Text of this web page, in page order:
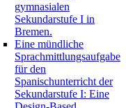
gymnasialen
Sekundarstufe I in
Bremen.
Eine mündliche
Sprachmittlungsaufgabe
für den
Spanischunterricht der
Sekundarstufe I: Eine